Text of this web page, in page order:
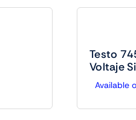
Testo
Voltaje
Available